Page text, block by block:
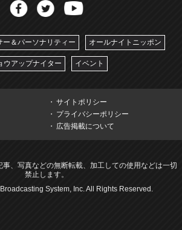
ー＆パーソナリティー オールナイトニッポン
ウアップナイター イベント
サイトポリシー
プライバシーポリシー
広告掲載について
事、写真などの無断転載、加工しての使用などは一切
禁止します。
System, Inc. All Rights Reserved.